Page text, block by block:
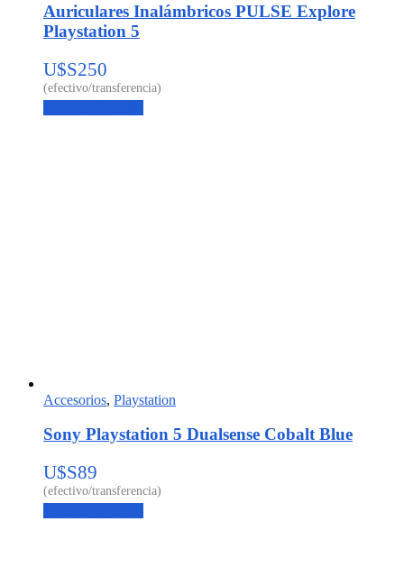
Auriculares Inalámbricos PULSE Explore
Playstation 5
U$S250
Accesorios, Playstation
Sony Playstation 5 Dualsense Cobalt Blue
U$S89